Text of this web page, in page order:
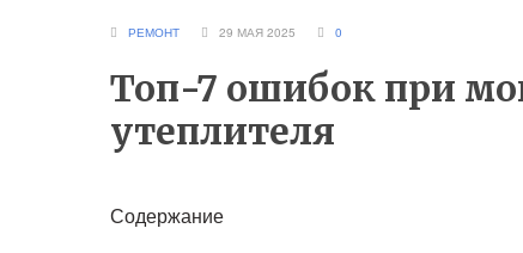
РЕМОНТ 29 МАЯ 2025 0
Топ-7 ошибок при
утеплителя
Содержание